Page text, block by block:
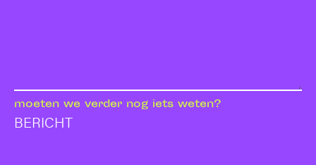
moeten we verder nog iets weten?